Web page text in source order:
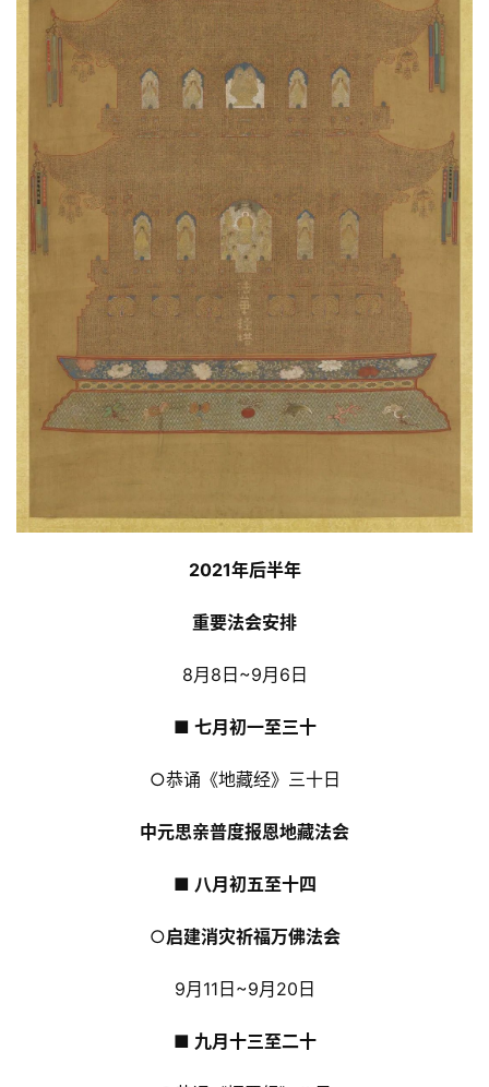
2021年后半年
重要法会安排
8月8日~9月6日
■ 七月初一至三十
○恭诵《地藏经》三十日
中元思亲普度报恩地藏法会
​■ 八月初五至十四
○启建消灾祈福万佛法会
9月11日~9月20日
■ 九月十三至二十